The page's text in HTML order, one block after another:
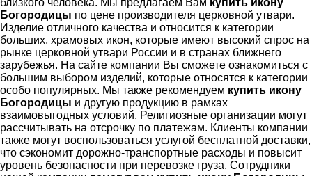
близкого человека. Мы предлагаем Вам купить икону
Богородицы по цене производителя церковной утвари.
Изделие отличного качества и относится к категории
больших, храмовых икон, которые имеют высокий спрос на
рынке церковной утвари России и в странах ближнего
зарубежья. На сайте компании Вы сможете ознакомиться с
большим выбором изделий, которые относятся к категории
особо популярных. Мы также рекомендуем купить икону
Богородицы и другую продукцию в рамках
взаимовыгодных условий. Религиозные организации могут
рассчитывать на отсрочку по платежам. Клиенты компании
также могут воспользоваться услугой бесплатной доставки,
что сэкономит дорожно-транспортные расходы и повысит
уровень безопасности при перевозке груза. Сотрудники